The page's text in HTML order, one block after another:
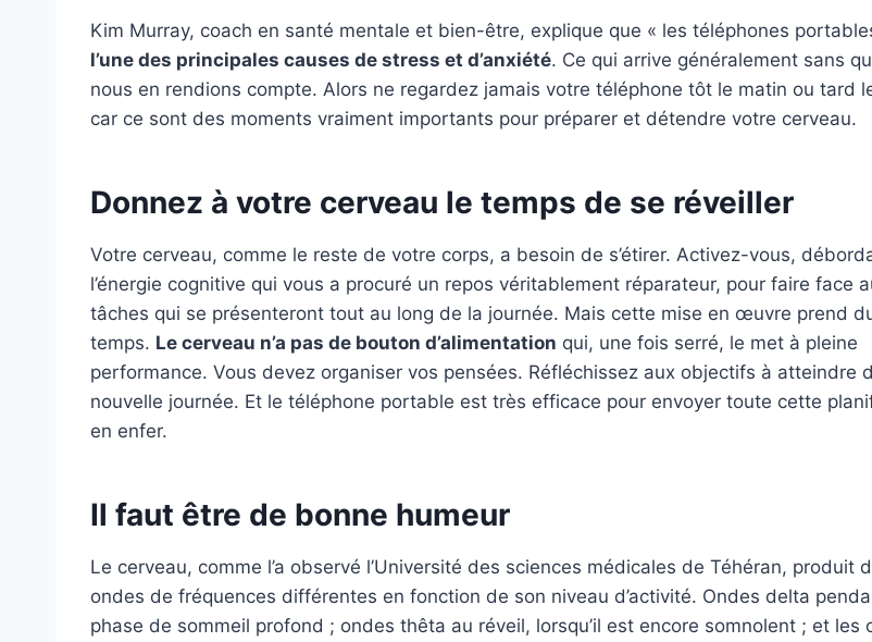
Kim Murray, coach en santé mentale et bien-être, explique que « les téléphones
l’une des principales causes de stress et d’anxiété. Ce qui arrive généralement sans
nous en rendions compte. Alors ne regardez jamais votre téléphone tôt le matin ou tard
car ce sont des moments vraiment importants pour préparer et détendre votre cerveau.
Donnez à votre cerveau le temps de se réveiller
Votre cerveau, comme le reste de votre corps, a besoin de s’étirer. Activez-vous,
l’énergie cognitive qui vous a procuré un repos véritablement réparateur, pour faire face
tâches qui se présenteront tout au long de la journée. Mais cette mise en œuvre prend
temps. Le cerveau n’a pas de bouton d’alimentation qui, une fois serré, le met à pleine
performance. Vous devez organiser vos pensées. Réfléchissez aux objectifs à atteindre
nouvelle journée. Et le téléphone portable est très efficace pour envoyer toute cette
en enfer.
Il faut être de bonne humeur
Le cerveau, comme l’a observé l’Université des sciences médicales de Téhéran, produit
ondes de fréquences différentes en fonction de son niveau d’activité. Ondes delta
phase de sommeil profond ; ondes thêta au réveil, lorsqu’il est encore somnolent ; et les